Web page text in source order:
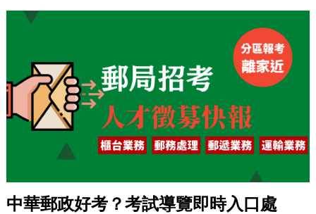
中華郵政好考？考試導覽即時入口處